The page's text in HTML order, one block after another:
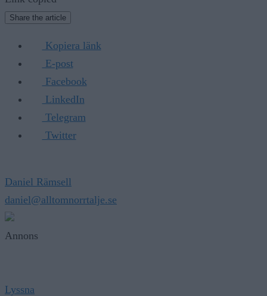
Share the article
Kopiera länk
E-post
Facebook
LinkedIn
Telegram
Twitter
Daniel Rämsell
daniel@alltomnorrtalje.se
Annons
Lyssna